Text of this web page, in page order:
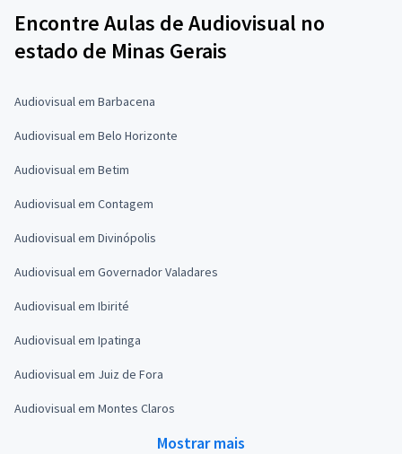
Encontre Aulas de Audiovisual no
estado de Minas Gerais
Audiovisual em Barbacena
Audiovisual em Belo Horizonte
Audiovisual em Betim
Audiovisual em Contagem
Audiovisual em Divinópolis
Audiovisual em Governador Valadares
Audiovisual em Ibirité
Audiovisual em Ipatinga
Audiovisual em Juiz de Fora
Audiovisual em Montes Claros
Mostrar mais